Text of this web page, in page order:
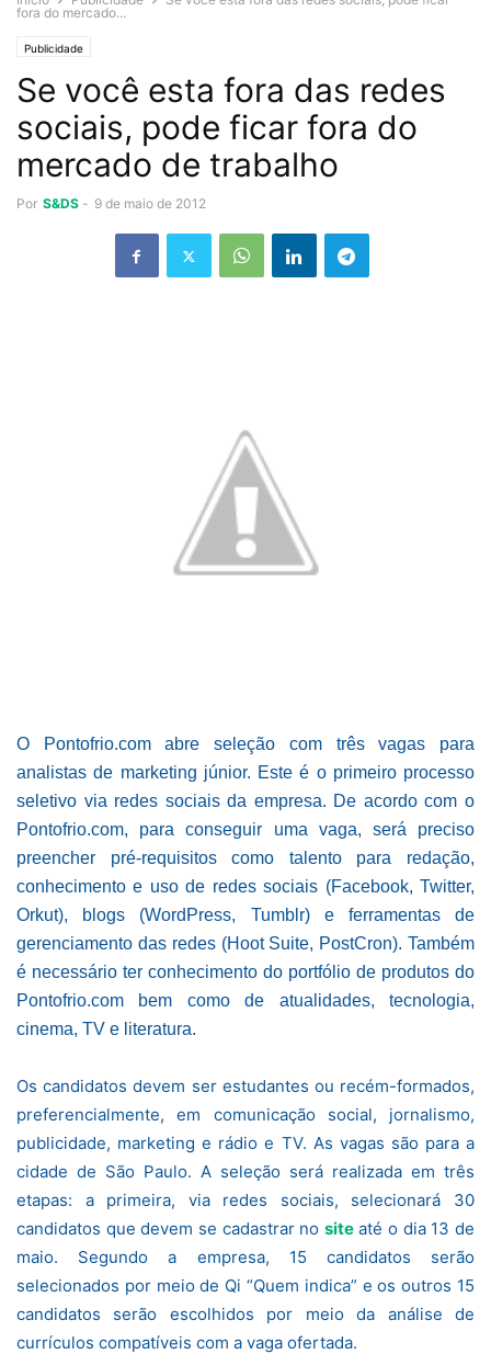
fora do mercado...
Publicidade
Se você esta fora das redes
sociais, pode ficar fora do
mercado de trabalho
Por S&DS - 9 de maio de 2012
O Pontofrio.com abre seleção com três vagas para
analistas de marketing júnior. Este é o primeiro processo
seletivo via redes sociais da empresa. De acordo com o
Pontofrio.com, para conseguir uma vaga, será preciso
preencher pré-requisitos como talento para redação,
conhecimento e uso de redes sociais (Facebook, Twitter,
Orkut), blogs (WordPress, Tumblr) e ferramentas de
gerenciamento das redes (Hoot Suite, PostCron). Também
é necessário ter conhecimento do portfólio de produtos do
Pontofrio.com bem como de atualidades, tecnologia,
cinema, TV e literatura.
Os candidatos devem ser estudantes ou recém-formados,
preferencialmente, em comunicação social, jornalismo,
publicidade, marketing e rádio e TV. As vagas são para a
cidade de São Paulo. A seleção será realizada em três
etapas: a primeira, via redes sociais, selecionará 30
candidatos que devem se cadastrar no siteaté o dia 13 de
maio. Segundo a empresa, 15 candidatos serão
selecionados por meio de Qi “Quem indica” e os outros 15
candidatos serão escolhidos por meio da análise de
currículos compatíveis com a vaga ofertada.